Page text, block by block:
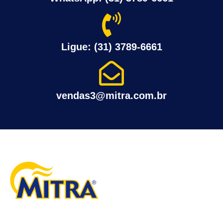
Ligue: (31) 3789-6661
vendas3@mitra.com.br